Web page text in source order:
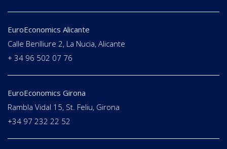
EuroEconomics Alicante
Calle Benlliure 2, La Nucia, Alicante
+ 34 96 502 07 76
EuroEconomics Girona
Rambla Vidal 15, St. Feliu, Girona
+34 97 232 22 52